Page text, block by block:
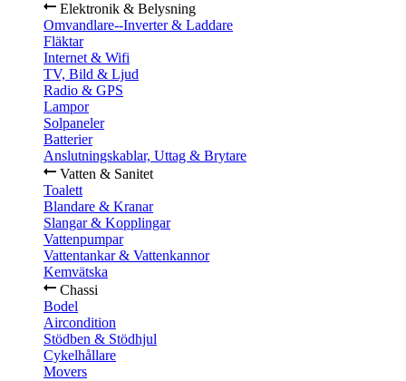
Elektronik & Belysning
Omvandlare--Inverter & Laddare
Fläktar
Internet & Wifi
TV, Bild & Ljud
Radio & GPS
Lampor
Solpaneler
Batterier
Anslutningskablar, Uttag & Brytare
Vatten & Sanitet
Toalett
Blandare & Kranar
Slangar & Kopplingar
Vattenpumpar
Vattentankar & Vattenkannor
Kemvätska
Chassi
Bodel
Aircondition
Stödben & Stödhjul
Cykelhållare
Movers